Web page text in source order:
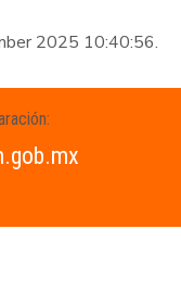
2025 10:40:56.